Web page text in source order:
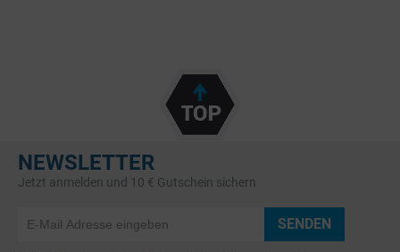
NEWSLETTER
Jetzt anmelden und 10 € Gutschein sichern
SENDEN